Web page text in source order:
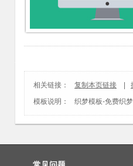
相关链接： 复制本页链接
模板说明：
织梦模板-免费织